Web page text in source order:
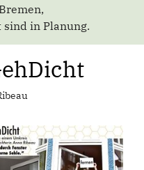
in Planung.